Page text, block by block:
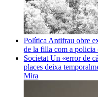
Política Antifrau obre
de la filla com a policia
Societat Un «error de
places deixa
Mira